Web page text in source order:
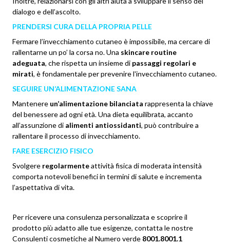
dialogo e dell’ascolto.
PRENDERSI CURA DELLA PROPRIA PELLE
Fermare l’invecchiamento cutaneo è impossibile, ma cercare di
rallentarne un po’ la corsa no. Una skincare routine
adeguata, che rispetta un insieme di passaggi regolari e
mirati, è fondamentale per prevenire l'invecchiamento cutaneo.
SEGUIRE UN’ALIMENTAZIONE SANA
Mantenere un’alimentazione bilanciata rappresenta la chiave
del benessere ad ogni età. Una dieta equilibrata, accanto
all’assunzione di alimenti antiossidanti, può contribuire a
rallentare il processo di invecchiamento.
FARE ESERCIZIO FISICO
Svolgere regolarmenteattività fisica di moderata intensità
comporta notevoli benefici in termini di salute e incrementa
l’aspettativa di vita.
Per ricevere una consulenza personalizzata e scoprire il
prodotto più adatto alle tue esigenze, contatta le nostre
Consulenti cosmetiche al Numero verde 8001.8001.1